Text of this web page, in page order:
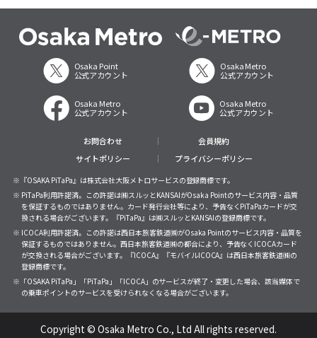
Osaka Point
公式アカウント
Osaka Metro
公式アカウント
Osaka Metro
公式アカウント
Osaka Metro
公式アカウント
お問合わせ
会員規約
サイトポリシー
プライバシーポリシー
※『OSAKA PiTaPa』は株式会社大阪メトロサービスの登録商標です。
※ PiTaPa利用許諾済。この許諾は㈱スルッとKANSAIがOsaka Pointのサービス内容・品質
を保証するものではありません。カード発行会社等により、予告なくPiTaPaカードが交
換される場合がございます。『PiTaPa』は㈱スルッとKANSAIの登録商標です。
※ ICOCA利用許諾済。この許諾は西日本旅客鉄道㈱がOsaka Pointのサービス内容・品質を
保証するものではありません。西日本旅客鉄道㈱の都合により、予告なくICOCAカード
が交換される場合がございます。『ICOCA』『モバイルICOCA』は西日本旅客鉄道㈱の
登録商標です。
※「OSAKA PiTaPa」「PiTaPa」「ICOCA」のサービスが終了・変更した場合、該当媒体で
の乗車ポイントのサービスを受けられなくなる場合がございます。
Copyright © Osaka Metro Co., Ltd All rights reserved.